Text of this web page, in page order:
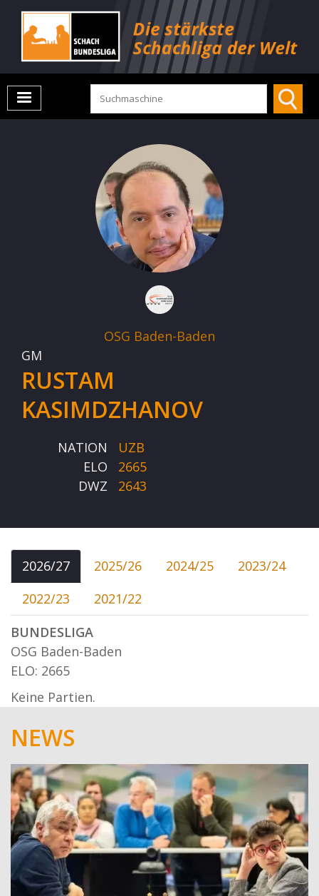
OSG Baden-Baden
GM
RUSTAM
KASIMDZHANOV
NATION
UZB
ELO
2665
DWZ
2643
2026/27 2025/26 2024/25
2023/24
2022/23
2021/22
BUNDESLIGA
OSG Baden-Baden
ELO: 2665
Keine Partien.
NEWS